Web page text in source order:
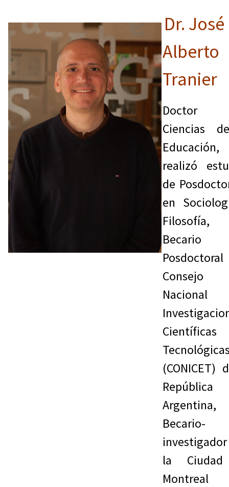
Dr. José
Alberto
Tranier
Doctor
Ciencias
Educación,
realizó
de
en
Filosofía,
Becario
Consejo
(CONICET)
República
Argentina,
Becario-
la
Montreal